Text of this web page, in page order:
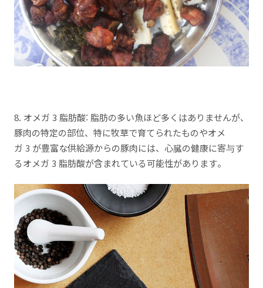
8. オメガ 3 脂肪酸: 脂肪の多い魚ほど多くはありませんが、
豚肉の特定の部位、特に牧草で育てられたものやオメ
ガ 3 が豊富な供給源からの豚肉には、心臓の健康に寄与す
るオメガ 3 脂肪酸が含まれている可能性があります。